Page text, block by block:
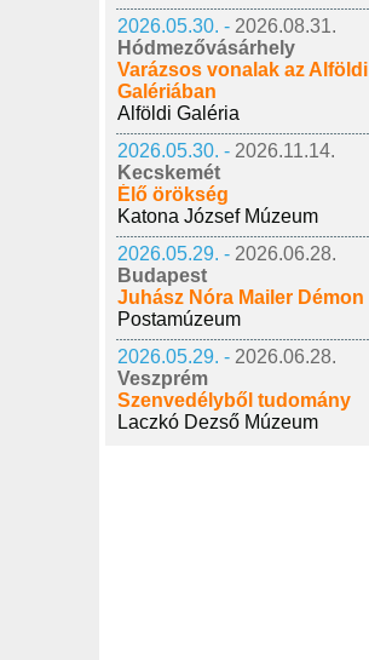
2026.05.30. - 2026.08.31.
Hódmezővásárhely
Varázsos vonalak az Alföldi
Galériában
Alföldi Galéria
2026.05.30. - 2026.11.14.
Kecskemét
Élő örökség
Katona József Múzeum
2026.05.29. - 2026.06.28.
Budapest
Juhász Nóra Mailer Démon
Postamúzeum
2026.05.29. - 2026.06.28.
Veszprém
Szenvedélyből tudomány
Laczkó Dezső Múzeum